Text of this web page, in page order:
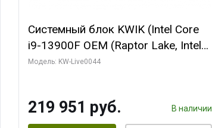
Системный блок KWIK (Intel Core
i9-13900F OEM (Raptor Lake, Intel
7, Efficient-co/ 32 ГБ ОЗУ (2
HD/ 512 ГБ SSD)
Модель: KW-Live0044
219 951 руб. В наличии